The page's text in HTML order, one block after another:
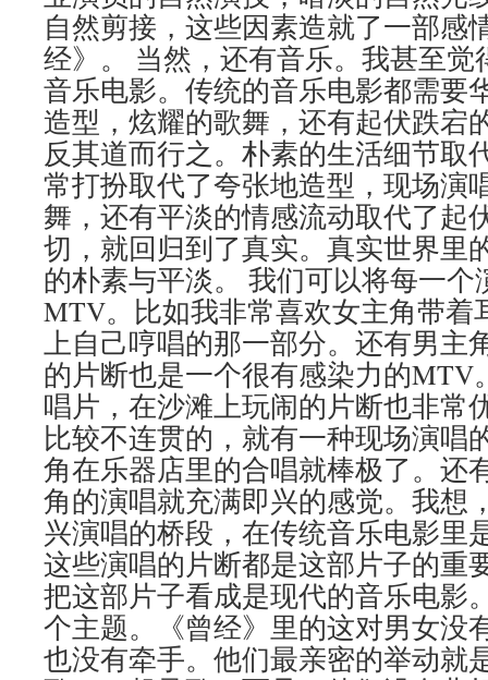
自然剪接，这些因素造就了一部感
经》。 当然，还有音乐。我甚至
音乐电影。传统的音乐电影都需要
造型，炫耀的歌舞，还有起伏跌宕
反其道而行之。朴素的生活细节取
常打扮取代了夸张地造型，现场演
舞，还有平淡的情感流动取代了起
切，就回归到了真实。真实世界里
的朴素与平淡。 我们可以将每一
MTV。比如我非常喜欢女主角带着
上自己哼唱的那一部分。还有男主
的片断也是一个很有感染力的MTV
唱片，在沙滩上玩闹的片断也非常
比较不连贯的，就有一种现场演唱
角在乐器店里的合唱就棒极了。还
角的演唱就充满即兴的感觉。我想
兴演唱的桥段，在传统音乐电影里
这些演唱的片断都是这部片子的重
把这部片子看成是现代的音乐电影
个主题。《曾经》里的这对男女没
也没有牵手。他们最亲密的举动就